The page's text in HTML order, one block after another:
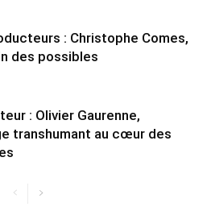
: Christophe Comes,
des possibles
: Olivier Gaurenne,
transhumant au cœur des